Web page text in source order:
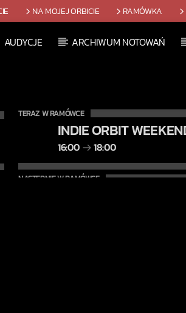
NA MOJEJ ORBICIE RAMÓWKA
AUDYCJE ARCHIWUM NOTOWAŃ
TERAZ W RAMÓWCE
INDIE ORBIT
16:00 18:00
NASTĘPNIE W RAMÓWCE